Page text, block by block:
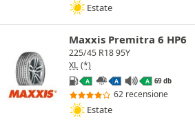
Estate
Maxxis Premitra 6 HP6
225/45 R18 95Y
XL (*)
A A A 69 db
62 recensione
Estate